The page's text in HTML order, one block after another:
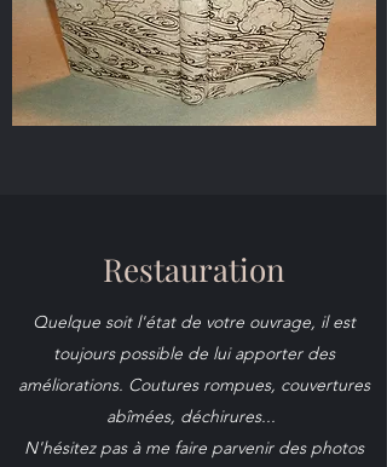
Restauration
Quelque soit l'état de votre ouvrage, il est
toujours possible de lui apporter des
améliorations. Coutures rompues, couvertures
abîmées, déchirures...
N'hésitez pas à me faire parvenir des photos